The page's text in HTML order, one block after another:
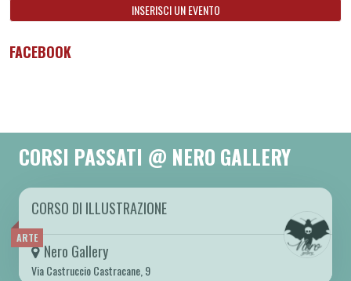
INSERISCI UN EVENTO
FACEBOOK
CORSI PASSATI @ NERO GALLERY
ARTE
DA MAR 06/02 A MAR 18/06 2024
CORSO DI ILLUSTRAZIONE
Nero Gallery
Via Castruccio Castracane, 9